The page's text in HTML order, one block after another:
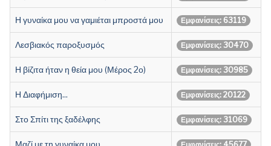
Η γυναίκα μου να γαμιέται μπροστά μου Εμφανίσεις: 63119
Λεσβιακός παροξυσμός Εμφανίσεις: 30470
Η βίζιτα ήταν η θεία μου (Μέρος 2ο) Εμφανίσεις: 30985
Η Διαφήμιση... Εμφανίσεις: 20122
Στο Σπίτι της ξαδέλφης Εμφανίσεις: 31069
Μαζί με τη γυναίκα μου